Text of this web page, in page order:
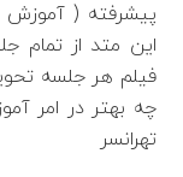
پیشرفته ( آموزش
این متد از تمام
فیلم هر جلسه
چه بهتر در امر
تهرانسر